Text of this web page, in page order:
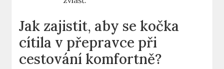
Jak zajistit, aby se kočka
cítila v přepravce při
cestování komfortně?